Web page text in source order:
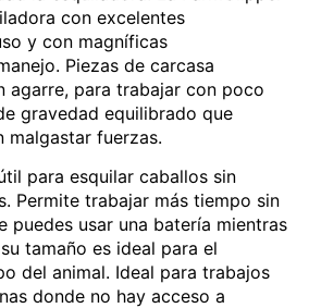
con excelentes
y con magníficas
Piezas de carcasa
agarre, para trabajar con poco
gravedad equilibrado que
malgastar fuerzas.
para esquilar caballos sin
Permite trabajar más tiempo sin
puedes usar una batería mientras
tamaño es ideal para el
del animal. Ideal para trabajos
donde no hay acceso a